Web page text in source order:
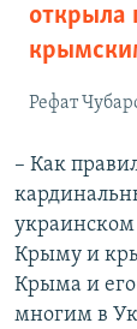
открыла
Рефат
– Как
Крыму и
Крыма и
многим в